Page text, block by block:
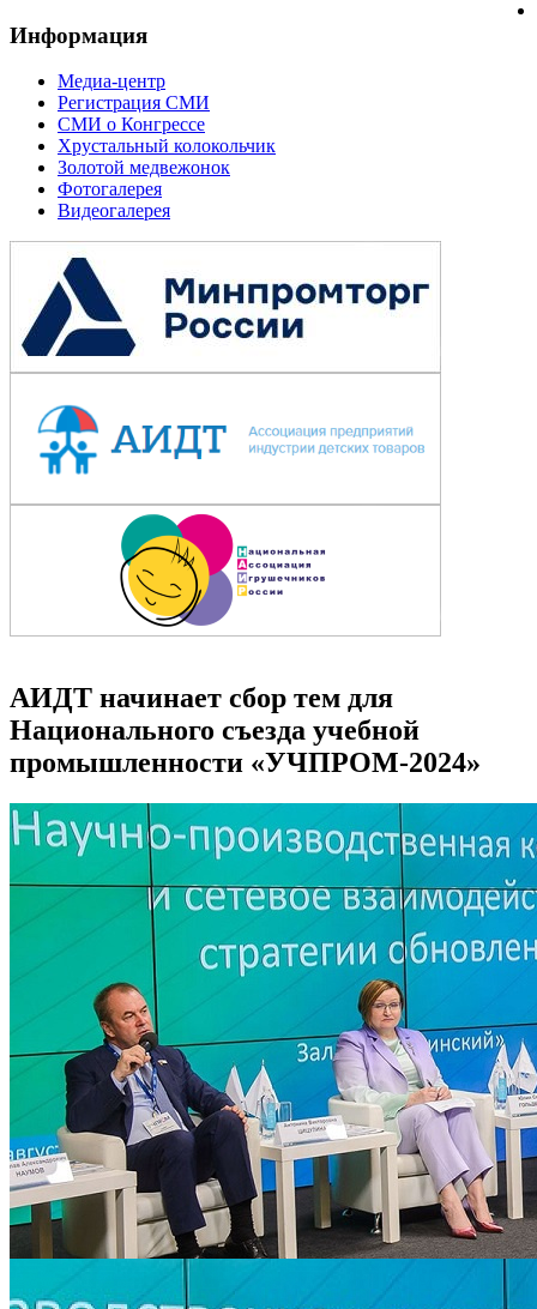
Информация
Медиа-центр
Регистрация СМИ
СМИ о Конгрессе
Хрустальный колокольчик
Золотой медвежонок
Фотогалерея
Видеогалерея
АИДТ начинает сбор тем для
Национального съезда учебной
промышленности «УЧПРОМ-2024»